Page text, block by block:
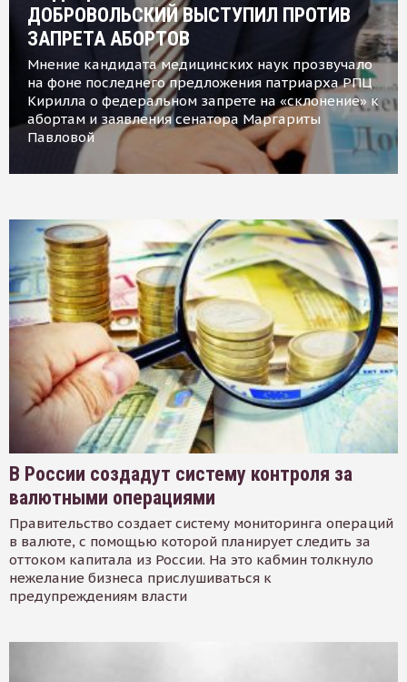
ДОБРОВОЛЬСКИЙ ВЫСТУПИЛ ПРОТИВ
ЗАПРЕТА АБОРТОВ
Мнение кандидата медицинских наук прозвучало
на фоне последнего предложения патриарха РПЦ
Кирилла о федеральном запрете на «склонение» к
абортам и заявления сенатора Маргариты
Павловой
В России создадут систему контроля за
валютными операциями
Правительство создает систему мониторинга операций
в валюте, с помощью которой планирует следить за
оттоком капитала из России. На это кабмин толкнуло
нежелание бизнеса прислушиваться к
предупреждениям власти